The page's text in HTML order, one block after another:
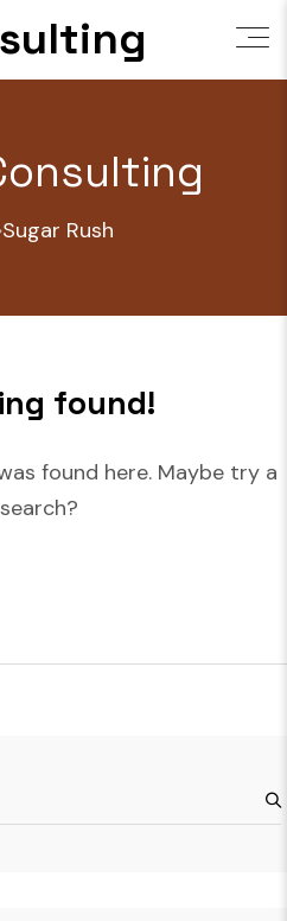
Sugar Rush
found!
found here. Maybe try a
search?